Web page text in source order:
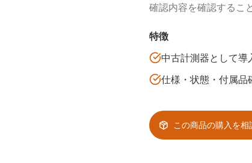
確認内容を確認するこ
特徴
中古計測器として導
仕様・状態・付属品
この商品の購入を相